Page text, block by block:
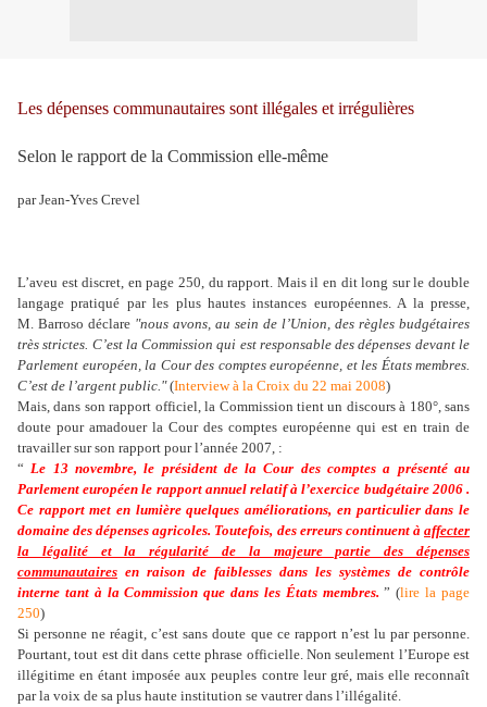
Les dépenses communautaires sont illégales et irrégulières
Selon le rapport de la Commission elle-même
par Jean-Yves Crevel
L’aveu est discret, en page 250, du rapport. Mais il en dit long sur le double
langage pratiqué par les plus hautes instances européennes. A la presse,
M. Barroso déclare "nous avons, au sein de l’Union, des règles budgétaires
très strictes. C’est la Commission qui est responsable des dépenses devant le
Parlement européen, la Cour des comptes européenne, et les États membres.
C’est de l’argent public."(Interview à la Croix du 22 mai 2008)
Mais, dans son rapport officiel, la Commission tient un discours à 180°, sans
doute pour amadouer la Cour des comptes européenne qui est en train de
travailler sur son rapport pour l’année 2007, :
“Le 13 novembre, le président de la Cour des comptes a présenté au
Parlement européen le rapport annuel relatif à l’exercice budgétaire 2006 .
Ce rapport met en lumière quelques améliorations, en particulier dans le
domaine des dépenses agricoles. Toutefois, des erreurs continuent à affecter
la légalité et la régularité de la majeure partie des dépenses
communautaires en raison de faiblesses dans les systèmes de contrôle
interne tant à la Commission que dans les États membres. ” (lire la page
250)
Si personne ne réagit, c’est sans doute que ce rapport n’est lu par personne.
Pourtant, tout est dit dans cette phrase officielle. Non seulement l’Europe est
illégitime en étant imposée aux peuples contre leur gré, mais elle reconnaît
par la voix de sa plus haute institution se vautrer dans l’illégalité.